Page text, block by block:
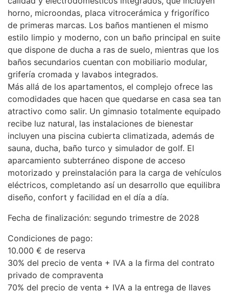
horno, microondas, placa vitrocerámica y frigorífico
de primeras marcas. Los baños mantienen el mismo
estilo limpio y moderno, con un baño principal en suite
que dispone de ducha a ras de suelo, mientras que los
baños secundarios cuentan con mobiliario modular,
grifería cromada y lavabos integrados.
Más allá de los apartamentos, el complejo ofrece las
comodidades que hacen que quedarse en casa sea tan
atractivo como salir. Un gimnasio totalmente equipado
recibe luz natural, las instalaciones de bienestar
incluyen una piscina cubierta climatizada, además de
sauna, ducha, baño turco y simulador de golf. El
aparcamiento subterráneo dispone de acceso
motorizado y preinstalación para la carga de vehículos
eléctricos, completando así un desarrollo que equilibra
diseño, confort y facilidad en el día a día.
Fecha de finalización: segundo trimestre de 2028
Condiciones de pago:
10.000 € de reserva
30% del precio de venta + IVA a la firma del contrato
privado de compraventa
70% del precio de venta + IVA a la entrega de llaves